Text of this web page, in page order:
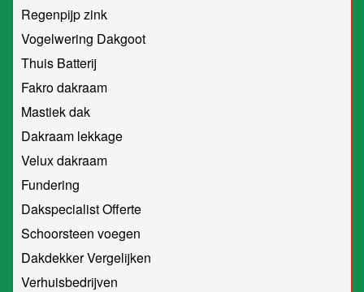
Regenpijp zink
Vogelwering Dakgoot
Thuis Batterij
Fakro dakraam
Mastiek dak
Dakraam lekkage
Velux dakraam
Fundering
Dakspecialist Offerte
Schoorsteen voegen
Dakdekker Vergelijken
Verhuisbedrijven